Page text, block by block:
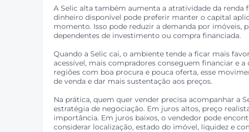
A Selic alta também aumenta a atratividade da renda
dinheiro disponível pode preferir manter o capital
momento. Isso pode reduzir a demanda por imóveis,
dependentes de investimento ou compra financiada.
Quando a Selic cai, o ambiente tende a ficar mais
acessível, mais compradores conseguem financiar e
regiões com boa procura e pouca oferta, esse
de venda e dar mais sustentação aos preços.
Na prática, quem quer vender precisa acompanhar a
estratégia de negociação. Em juros altos, preço
importância. Em juros baixos, o vendedor pode
considerar localização, estado do imóvel, liquidez e